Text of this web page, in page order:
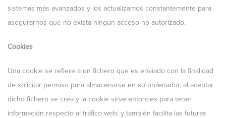
sistemas más avanzados y los actualizamos constantemente para
asegurarnos que no exista ningún acceso no autorizado.
Cookies
Una cookie se refiere a un fichero que es enviado con la finalidad
de solicitar permiso para almacenarse en su ordenador, al aceptar
dicho fichero se crea y la cookie sirve entonces para tener
información respecto al tráfico web, y también facilita las futuras